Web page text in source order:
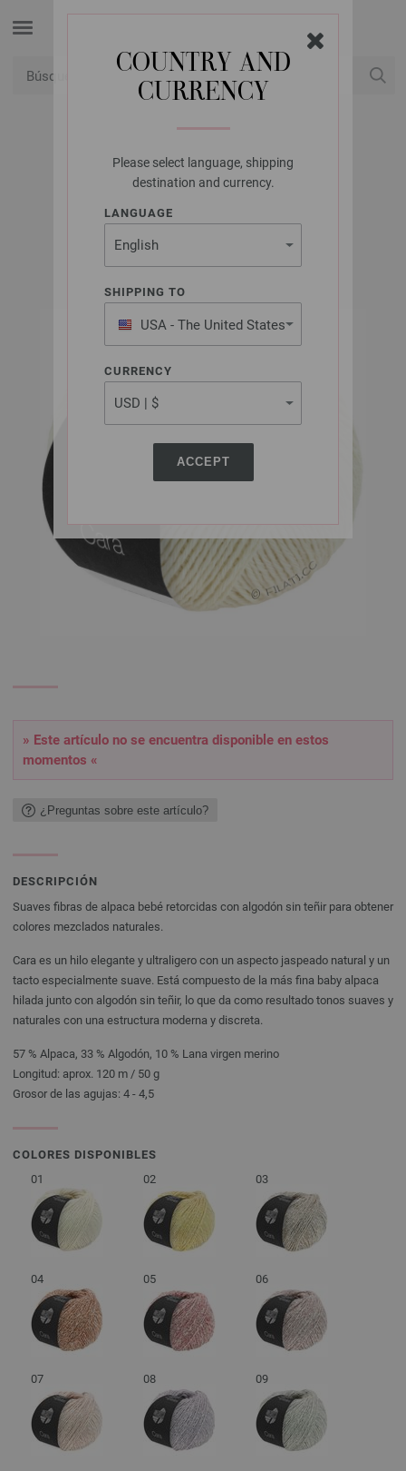
COUNTRY AND
CURRENCY
Please select language, shipping
destination and currency.
LANGUAGE
SHIPPING TO
USA - The United States
of America
CURRENCY
ACCEPT
LANA GROSSA
CARA
» Este artículo no se encuentra disponible en estos
momentos «
¿Preguntas sobre este artículo?
DESCRIPCIÓN
Suaves fibras de alpaca bebé retorcidas con algodón sin teñir para obtener
colores mezclados naturales.
Cara es un hilo elegante y ultraligero con un aspecto jaspeado natural y un
tacto especialmente suave. Está compuesto de la más fina baby alpaca
hilada junto con algodón sin teñir, lo que da como resultado tonos suaves y
naturales con una estructura moderna y discreta.
57 % Alpaca, 33 % Algodón, 10 % Lana virgen merino
Longitud: aprox. 120 m / 50 g
Grosor de las agujas: 4 - 4,5
COLORES DISPONIBLES
01
02 03
04 05 06
07 08 09